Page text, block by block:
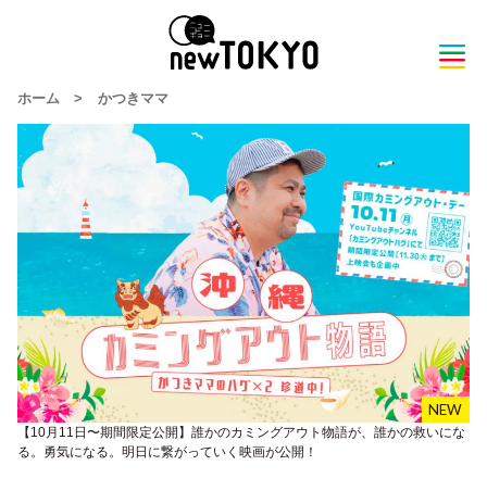
ホーム > かつきママ
【10月11日〜期間限定公開】誰かのカミングアウト物語が、誰かの救いにな
る。勇気になる。明日に繋がっていく映画が公開！